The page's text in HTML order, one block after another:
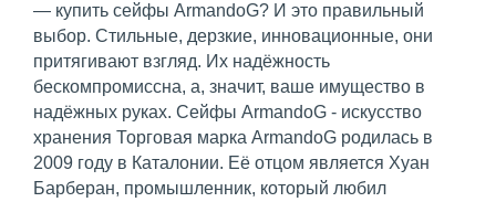
— купить сейфы ArmandoG? И это правильный
выбор. Стильные, дерзкие, инновационные, они
притягивают взгляд. Их надёжность
бескомпромиссна, а, значит, ваше имущество в
надёжных руках. Сейфы ArmandoG - искусство
хранения Торговая марка ArmandoG родилась в
2009 году в Каталонии. Её отцом является Хуан
Барберан, промышленник, который любил